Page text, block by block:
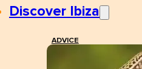
Discover Ibiza
ADVICE